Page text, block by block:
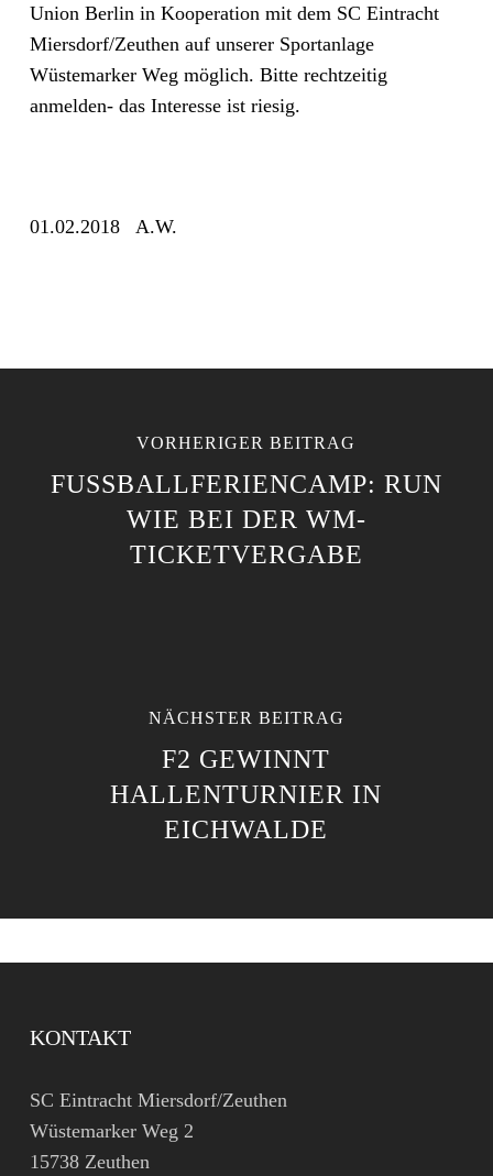
Union Berlin in Kooperation mit dem SC Eintracht
Miersdorf/Zeuthen auf unserer Sportanlage
Wüstemarker Weg möglich. Bitte rechtzeitig
anmelden- das Interesse ist riesig.
01.02.2018 A.W.
VORHERIGER BEITRAG
FUSSBALLFERIENCAMP: RUN W
IE BEI DER WM-T
ICKETVERGABE
NÄCHSTER BEITRAG
F2 GEWINNT
HALLENTURNIER IN
EICHWALDE
KONTAKT
SC Eintracht Miersdorf/Zeuthen
Wüstemarker Weg 2
15738 Zeuthen